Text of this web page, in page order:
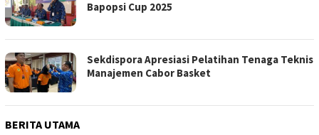
Bapopsi Cup 2025
Sekdispora Apresiasi Pelatihan Tenaga Teknis
Manajemen Cabor Basket
BERITA UTAMA